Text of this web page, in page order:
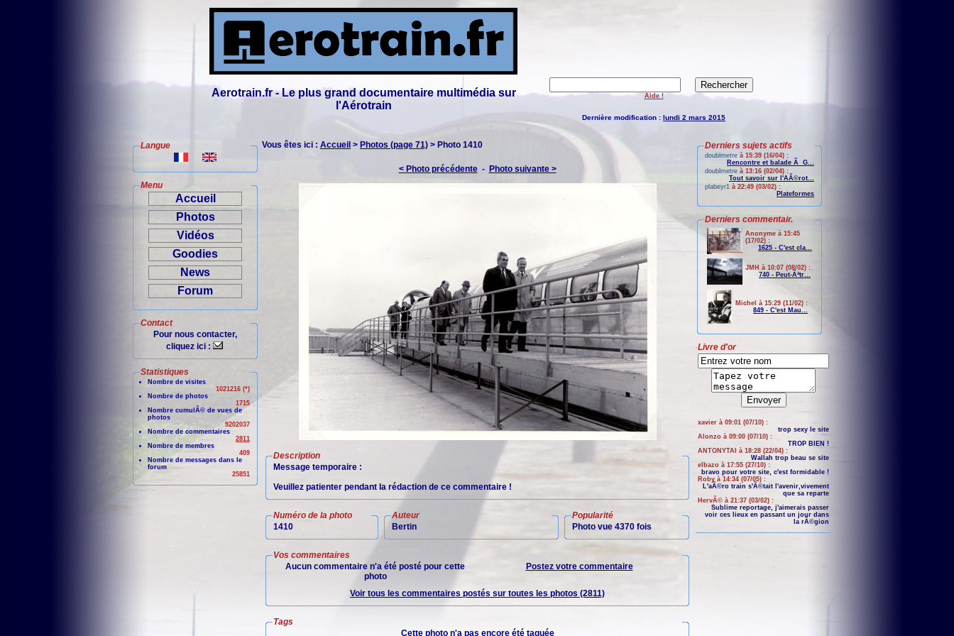
Aerotrain.fr - Le plus grand documentaire multimédia sur
l'Aérotrain
Aide !
Dernière modification : lundi 2 mars 2015
Langue
Menu
Accueil
Photos
Vidéos
Goodies
News
Forum
Contact
Pour nous contacter,
cliquez ici :
Statistiques
Nombre de visites
1021216 (*)
Nombre de photos
1715
Nombre cumulÃ© de vues de
photos
9202037
Nombre de commentaires
2811
Nombre de membres
409
Nombre de messages dans le
forum
25851
Vous êtes ici : Accueil > Photos (page 71) > Photo 1410
< Photo précédente- Photo suivante >
Description
Message temporaire :
Veuillez patienter pendant la rédaction de ce commentaire !
Numéro de la photo
1410
Auteur
Bertin
Popularité
Photo vue 4370 fois
Vos commentaires
Aucun commentaire n'a été posté pour cette
photo
Postez votre commentaire
Voir tous les commentaires postés sur toutes les photos (2811)
Tags
Cette photo n'a pas encore été taguée
Derniers sujets actifs
doublmetre à 15:39 (16/04) :
Rencontre et balade Ã G...
doublmetre à 13:16 (02/04) :
Tout savoir sur l'AÃ©rot...
plabeyr1 à 22:49 (03/02) :
Plateformes
Derniers commentair.
Anonyme à 15:45
(17/02) :
1625 - C'est cla...
JMH à 10:07 (08/02) :
740 - Peut-Ãªtr...
Michel à 15:29 (11/02) :
849 - C'est Mau...
Livre d'or
xavier à 09:01 (07/10) :
trop sexy le site
Alonzo à 09:00 (07/10) :
TROP BIEN !
ANTONYTAI à 18:28 (22/04) :
Wallah trop beau se site
elbazo à 17:55 (27/10) :
bravo pour votre site, c'est formidable !
Roby à 14:34 (07/05) :
L'aÃ©ro train s'Ã©tait l'avenir,vivement
que sa reparte
HervÃ© à 21:37 (03/02) :
Sublime reportage, j'aimerais passer
voir ces lieux en passant un jour dans
la rÃ©gion